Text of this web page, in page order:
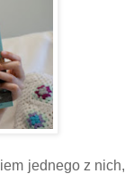
jednego z nich,